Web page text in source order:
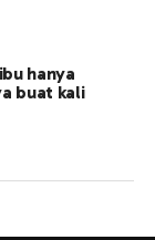
hanya
buat kali